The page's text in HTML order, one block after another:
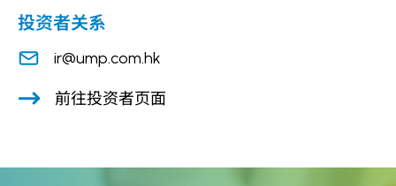
投资者关系
ir@ump.com.hk
前往投资者页面